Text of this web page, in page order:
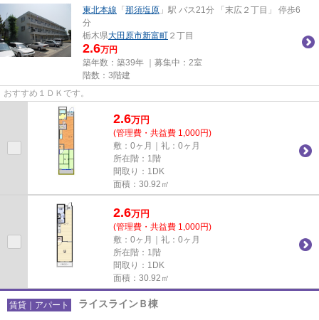
東北本線 「 那須塩原 」駅 バス21分 「末広２丁目」 停歩6
分
栃木県大田原市新富町 ２丁目
2.6万円
築年数：築39年 ｜募集中： 2室
階数：3階建
おすすめ１ＤＫです。
2.6万円
(管理費・共益費 1,000円)
敷：0ヶ月｜礼：0ヶ月
所在階：1階
間取り：1DK
面積：30.92㎡
2.6万円
(管理費・共益費 1,000円)
敷：0ヶ月｜礼：0ヶ月
所在階：1階
間取り：1DK
面積：30.92㎡
賃貸｜アパート ライスラインＢ棟